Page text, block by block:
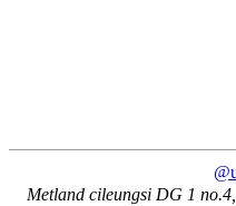
Metland cileungsi DG 1